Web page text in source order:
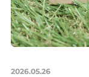
2026.05.26